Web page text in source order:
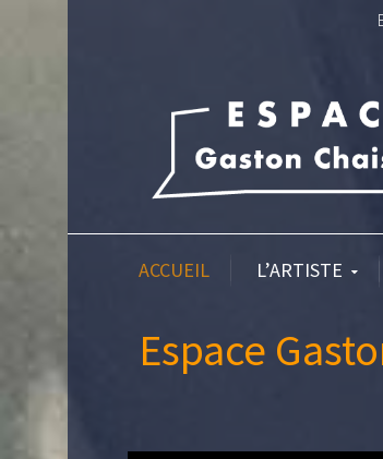
ACCUEIL L’ARTISTE
Espace